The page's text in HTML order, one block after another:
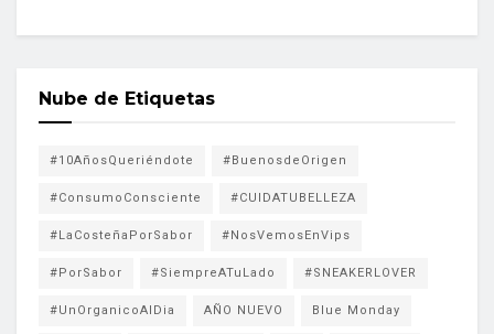
Nube de Etiquetas
#10AñosQueriéndote #BuenosdeOrigen
#ConsumoConsciente #CUIDATUBELLEZA
#LaCosteñaPorSabor #NosVemosEnVips
#PorSabor #SiempreATuLado #SNEAKERLOVER
#UnOrganicoAlDia AÑO NUEVO Blue Monday